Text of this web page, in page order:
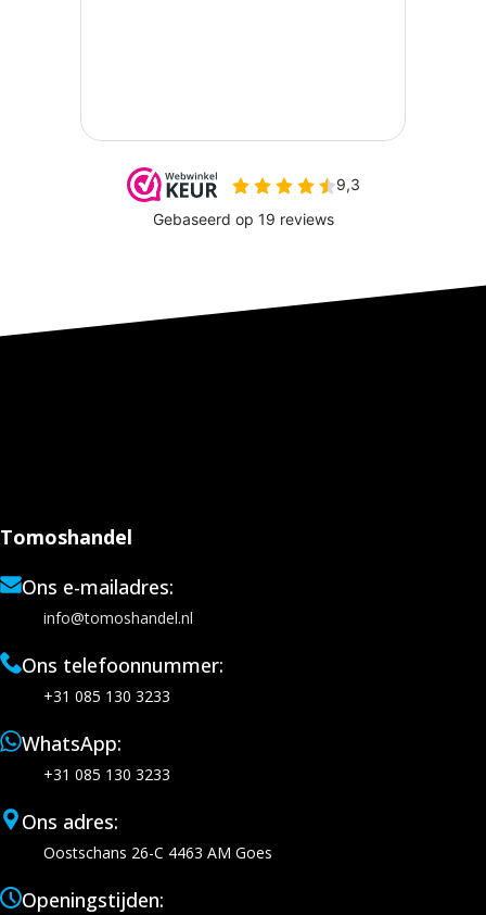
Tomoshandel
Ons e-mailadres:
info@tomoshandel.nl
Ons telefoonnummer:
+31 085 130 3233
WhatsApp:
+31 085 130 3233
Ons adres:
Oostschans 26-C 4463 AM Goes
Openingstijden: